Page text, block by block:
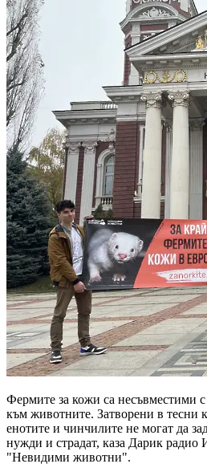
Фермите за кожи са несъвместими
към животните. Затворени в тесни
енотите и чинчилите не могат да
нужди и страдат, каза Дарик радио
"Невидими животни".